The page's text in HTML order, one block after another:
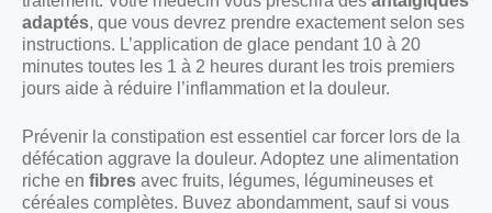
adaptés, que vous devrez prendre exactement selon ses
instructions. L’application de glace pendant 10 à 20
minutes toutes les 1 à 2 heures durant les trois premiers
jours aide à réduire l’inflammation et la douleur.
Prévenir la constipation est essentiel car forcer lors de la
défécation aggrave la douleur. Adoptez une alimentation
riche en fibres avec fruits, légumes, légumineuses et
céréales complètes. Buvez abondamment, sauf si vous